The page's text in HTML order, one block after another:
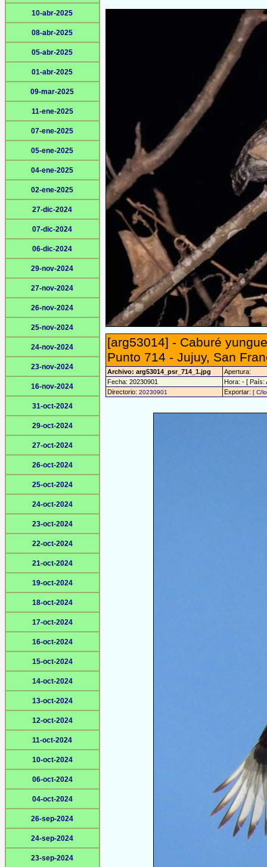
10-abr-2025
08-abr-2025
05-abr-2025
01-abr-2025
09-mar-2025
11-ene-2025
07-ene-2025
05-ene-2025
04-ene-2025
02-ene-2025
27-dic-2024
07-dic-2024
06-dic-2024
29-nov-2024
27-nov-2024
26-nov-2024
25-nov-2024
24-nov-2024
23-nov-2024
16-nov-2024
31-oct-2024
29-oct-2024
27-oct-2024
26-oct-2024
25-oct-2024
24-oct-2024
23-oct-2024
22-oct-2024
21-oct-2024
19-oct-2024
18-oct-2024
17-oct-2024
16-oct-2024
15-oct-2024
14-oct-2024
13-oct-2024
12-oct-2024
11-oct-2024
10-oct-2024
06-oct-2024
04-oct-2024
26-sep-2024
24-sep-2024
23-sep-2024
[arg53014] - Caburé
Punto 714 - Jujuy, San
Archivo: arg53014_psr_714_1.jpg
Apertura:
Fecha: 20230901
Hora: - [ País:
Directorio: 20230901 Exportar: [ C/